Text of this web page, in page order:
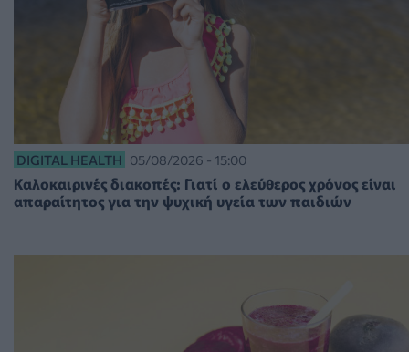
DIGITAL HEALTH 05/08/2026 - 15:00
Καλοκαιρινές διακοπές: Γιατί ο ελεύθερος χρόνος είναι
απαραίτητος για την ψυχική υγεία των παιδιών